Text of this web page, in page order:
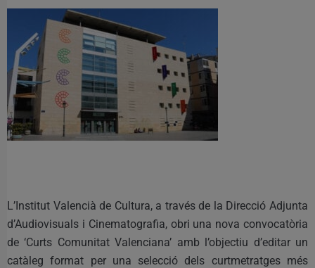
L’Institut Valencià de Cultura, a través de la Direcció Adjunta
d’Audiovisuals i Cinematografia, obri una nova convocatòria
de ‘Curts Comunitat Valenciana’ amb l’objectiu d’editar un
catàleg format per una selecció dels curtmetratges més